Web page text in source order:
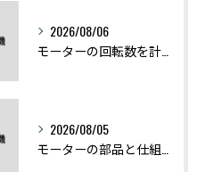
2026/08/06
2026/08/05